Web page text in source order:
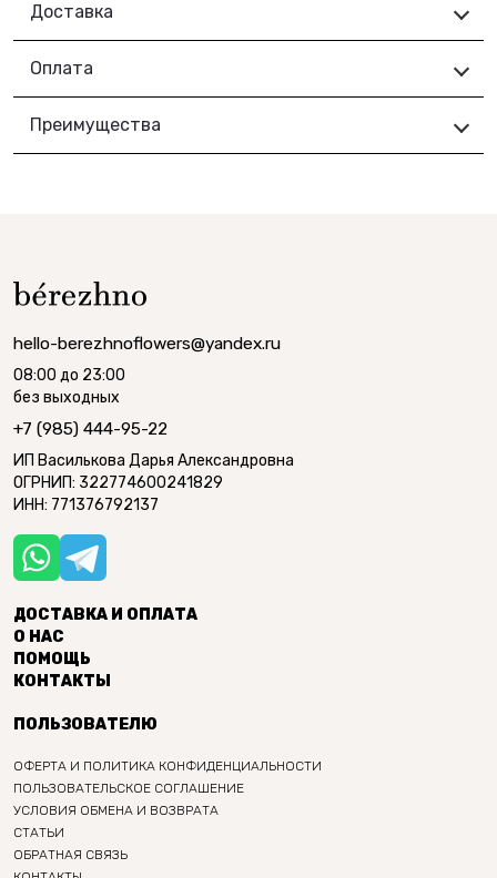
Доставка
Оплата
Преимущества
hello-berezhnoflowers@yandex.ru
08:00 до 23:00
без выходных
+7 (985) 444-95-22
ИП Василькова Дарья Александровна
ОГРНИП: 322774600241829
ИНН: 771376792137
ДОСТАВКА И ОПЛАТА
О НАС
ПОМОЩЬ
КОНТАКТЫ
ПОЛЬЗОВАТЕЛЮ
ОФЕРТА И ПОЛИТИКА КОНФИДЕНЦИАЛЬНОСТИ
ПОЛЬЗОВАТЕЛЬСКОЕ СОГЛАШЕНИЕ
УСЛОВИЯ ОБМЕНА И ВОЗВРАТА
СТАТЬИ
ОБРАТНАЯ СВЯЗЬ